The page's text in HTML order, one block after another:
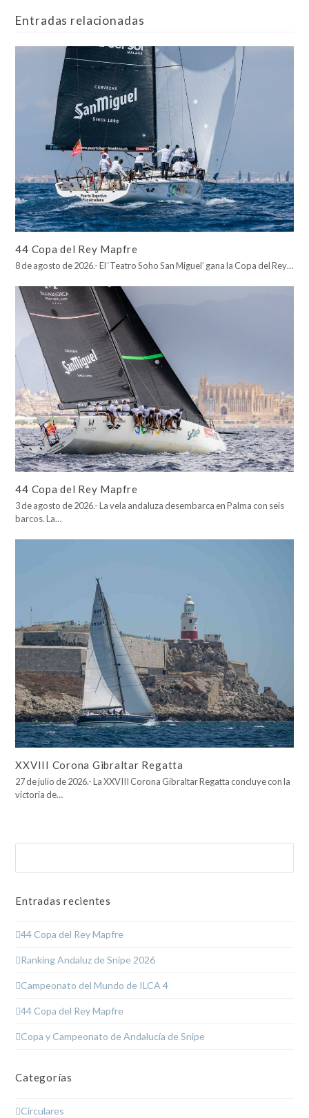
Entradas relacionadas
44 Copa del Rey Mapfre
8 de agosto de 2026.- El ‘Teatro Soho San Miguel’ gana la Copa del Rey…
44 Copa del Rey Mapfre
3 de agosto de 2026.- La vela andaluza desembarca en Palma con seis
barcos. La…
XXVIII Corona Gibraltar Regatta
27 de julio de 2026.- La XXVIII Corona Gibraltar Regatta concluye con la
victoria de…
Entradas recientes
44 Copa del Rey Mapfre
Ranking Andaluz de Snipe 2026
Campeonato del Mundo de ILCA 4
44 Copa del Rey Mapfre
Copa y Campeonato de Andalucía de Snipe
Categorías
Circulares